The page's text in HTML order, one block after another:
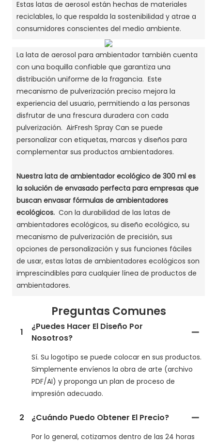
Estas latas de aerosol están hechas de materiales
reciclables, lo que respalda la sostenibilidad y atrae a
consumidores conscientes del medio ambiente.
La lata de aerosol para ambientador también cuenta
con una boquilla confiable que garantiza una
distribución uniforme de la fragancia. Este
mecanismo de pulverización preciso mejora la
experiencia del usuario, permitiendo a las personas
disfrutar de una frescura duradera con cada
pulverización. AirFresh Spray Can se puede
personalizar con etiquetas, marcas y diseños para
complementar sus productos ambientadores.
Nuestra lata de ambientador ecológico de 300 ml es
la solución de envasado perfecta para empresas que
buscan envasar fórmulas de ambientadores
ecológicos. Con la durabilidad de las latas de
ambientadores ecológicos, su diseño ecológico, su
mecanismo de pulverización de precisión, sus
opciones de personalización y sus funciones fáciles
de usar, estas latas de ambientadores ecológicos son
imprescindibles para cualquier línea de productos de
ambientadores.
Preguntas Comunes
1
¿Puedes Hacer El Diseño Por
Nosotros?
Sí. Su logotipo se puede colocar en sus productos.
Simplemente envíenos la obra de arte (archivo
PDF/AI) y proponga un plan de proceso de
impresión adecuado.
2 ¿Cuándo Puedo Obtener El Precio?
Por lo general, cotizamos dentro de las 24 horas